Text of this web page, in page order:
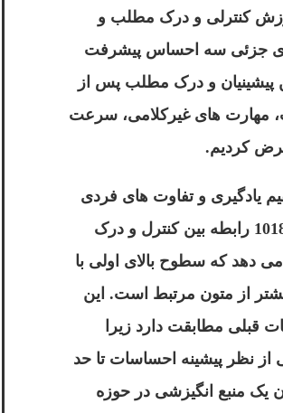
کنترلی و درک مطلب و
جزئی سه احساس پیشرفت
پیشینیان و درک مطلب پس از
مهارت های غیرکلامی، سرعت
کردیم.
یادگیری و تفاوت های فردی
79 (2020) 101869 رابطه بین کنترل و درک
دهد که سطوح بالای اولی با
از متون مرتبط است. این
قبلی مطابقت دارد زیرا
از نظر پیشینه احساسات تا حد
یک منبع انگیزشی در حوزه